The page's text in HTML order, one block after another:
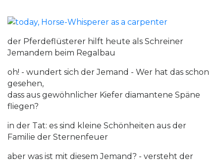
der Pferdeflüsterer hilft heute als Schreiner
Jemandem beim Regalbau
oh! - wundert sich der Jemand - Wer hat das schon
gesehen,
dass aus gewöhnlicher Kiefer diamantene Späne
fliegen?
in der Tat: es sind kleine Schönheiten aus der
Familie der Sternenfeuer
aber was ist mit diesem Jemand? - versteht der